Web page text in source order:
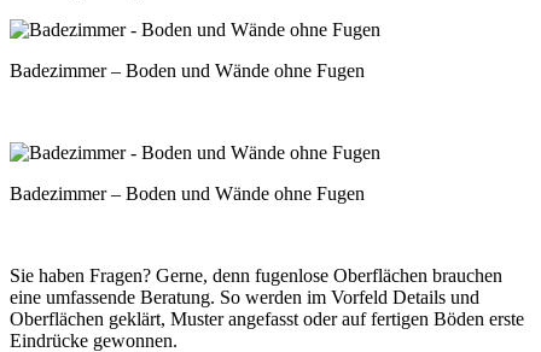
Badezimmer – Boden und Wände ohne Fugen
Badezimmer – Boden und Wände ohne Fugen
Sie haben Fragen? Gerne, denn fugenlose Oberflächen brauchen
eine umfassende Beratung. So werden im Vorfeld Details und
Oberflächen geklärt, Muster angefasst oder auf fertigen Böden erste
Eindrücke gewonnen.